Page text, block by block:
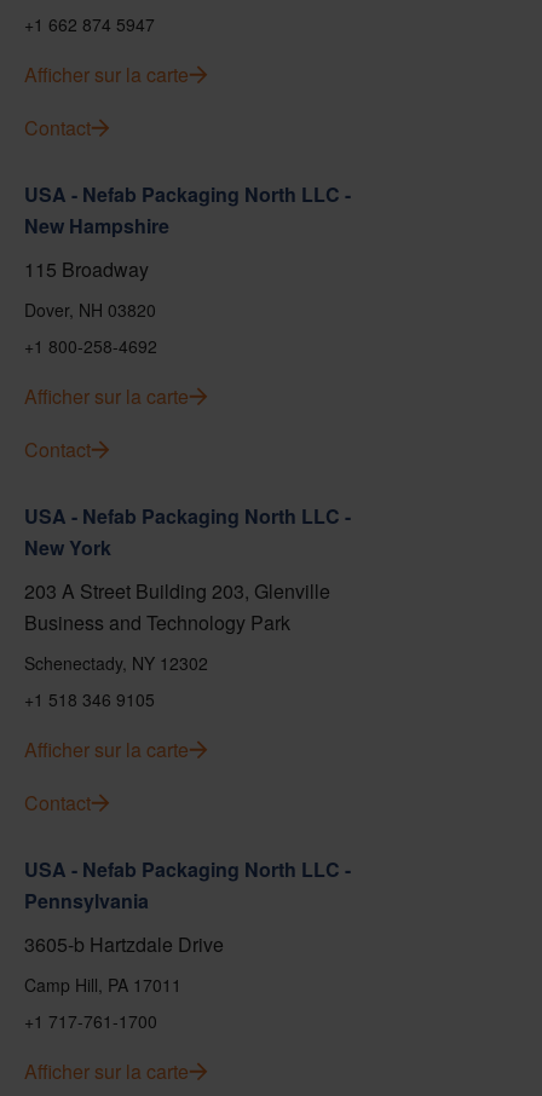
+1 662 874 5947
Afficher sur la carte
Contact
USA - Nefab Packaging North LLC -
New Hampshire
115 Broadway
Dover, NH 03820
+1 800-258-4692
Afficher sur la carte
Contact
USA - Nefab Packaging North LLC -
New York
203 A Street Building 203, Glenville
Business and Technology Park
Schenectady, NY 12302
+1 518 346 9105
Afficher sur la carte
Contact
USA - Nefab Packaging North LLC -
Pennsylvania
3605-b Hartzdale Drive
Camp Hill, PA 17011
+1 717-761-1700
Afficher sur la carte